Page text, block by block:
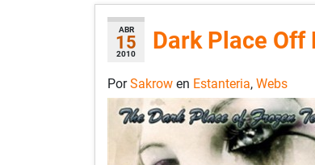
ABR
15
2010 Dark Place Off
PorSakrow en Estanteria, Webs